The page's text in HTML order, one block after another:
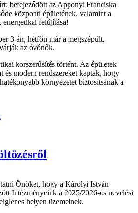
befejeződött az Apponyi Franciska
központi épületének, valamint a
energetikai felújítása!
3-án, hétfőn már a megszépült,
az óvónők.
korszerűsítés történt. Az épületek
és modern rendszereket kaptak, hogy
környezetet biztosítsanak a
Önöket, hogy a Károlyi István
Intézményeink a 2025/2026-os nevelési
helyen üzemelnek.